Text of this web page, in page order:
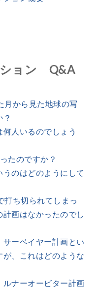
ション Q&A
月から見た地球の写
人いるのでしょう
たのですか？
のはどのようにして
打ち切られてしまっ
画はなかったのでし
ーベイヤー計画とい
が、これはどのような
ナーオービター計画